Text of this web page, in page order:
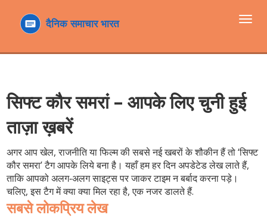
टॉगल
सिफ्ट कौर समरां – आपके लिए चुनी हुई
ताज़ा ख़बरें
अगर आप खेल, राजनीति या फिल्म की सबसे नई खबरों के शौकीन हैं तो ‘सिफ्ट
कौर समरा’ टैग आपके लिये बना है। यहाँ हम हर दिन अपडेटेड लेख लाते हैं,
ताकि आपको अलग‑अलग साइट्स पर जाकर टाइम न बर्बाद करना पड़े।
चलिए, इस टैग में क्या क्या मिल रहा है, एक नजर डालते हैं.
सबसे लोकप्रिय लेख